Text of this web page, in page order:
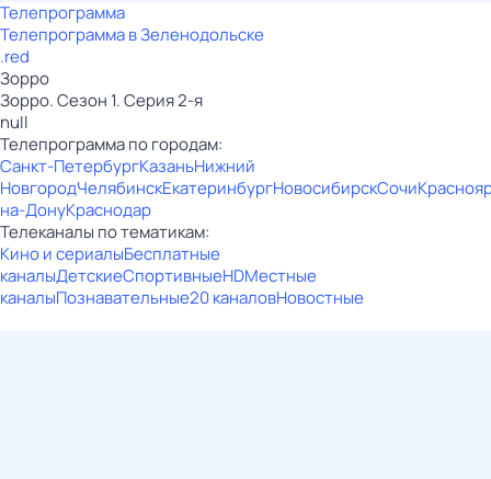
Телепрограмма
Телепрограмма в Зеленодольске
.red
Зорро
Зорро. Сезон 1. Серия 2-я
null
Телепрограмма по городам:
Санкт-ПетербургКазаньНижний
НовгородЧелябинскЕкатеринбургНовосибирскСочи
на-ДонуКраснодар
Телеканалы по тематикам:
Кино и сериалыБесплатные
каналыДетскиеСпортивныеHDМестные
каналыПознавательные20 каналовНовостные